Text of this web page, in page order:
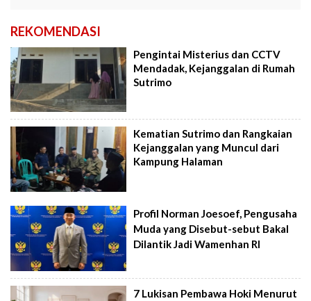
REKOMENDASI
Pengintai Misterius dan CCTV
Mendadak, Kejanggalan di Rumah
Sutrimo
Kematian Sutrimo dan Rangkaian
Kejanggalan yang Muncul dari
Kampung Halaman
Profil Norman Joesoef, Pengusaha
Muda yang Disebut-sebut Bakal
Dilantik Jadi Wamenhan RI
7 Lukisan Pembawa Hoki Menurut